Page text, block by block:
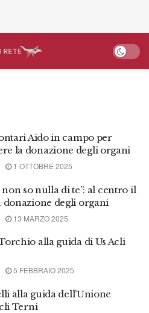
Aido in campo per
la donazione degli organi
1 OTTOBRE 2025
so nulla di te”: al centro il
donazione degli organi
13 MARZO 2025
alla guida di Us Acli
5 FEBBRAIO 2025
alla guida dell’Unione
Terni